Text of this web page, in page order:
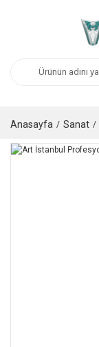
Anasayfa Sanat